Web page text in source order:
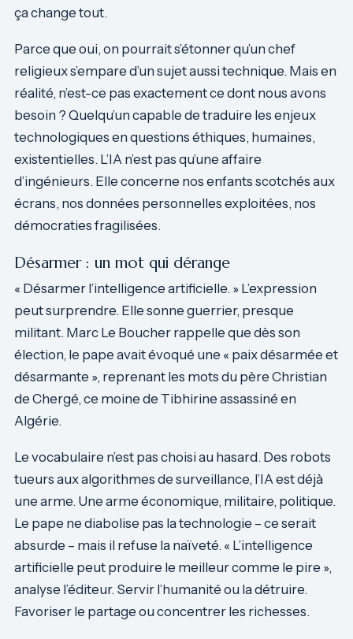
ça change tout.
Parce que oui, on pourrait s’étonner qu’un chef
religieux s’empare d’un sujet aussi technique. Mais en
réalité, n’est-ce pas exactement ce dont nous avons
besoin ? Quelqu’un capable de traduire les enjeux
technologiques en questions éthiques, humaines,
existentielles. L’IA n’est pas qu’une affaire
d’ingénieurs. Elle concerne nos enfants scotchés aux
écrans, nos données personnelles exploitées, nos
démocraties fragilisées.
Désarmer : un mot qui dérange
« Désarmer l’intelligence artificielle. » L’expression
peut surprendre. Elle sonne guerrier, presque
militant. Marc Le Boucher rappelle que dès son
élection, le pape avait évoqué une « paix désarmée et
désarmante », reprenant les mots du père Christian
de Chergé, ce moine de Tibhirine assassiné en
Algérie.
Le vocabulaire n’est pas choisi au hasard. Des robots
tueurs aux algorithmes de surveillance, l’IA est déjà
une arme. Une arme économique, militaire, politique.
Le pape ne diabolise pas la technologie – ce serait
absurde – mais il refuse la naïveté. « L’intelligence
artificielle peut produire le meilleur comme le pire »,
analyse l’éditeur. Servir l’humanité ou la détruire.
Favoriser le partage ou concentrer les richesses.